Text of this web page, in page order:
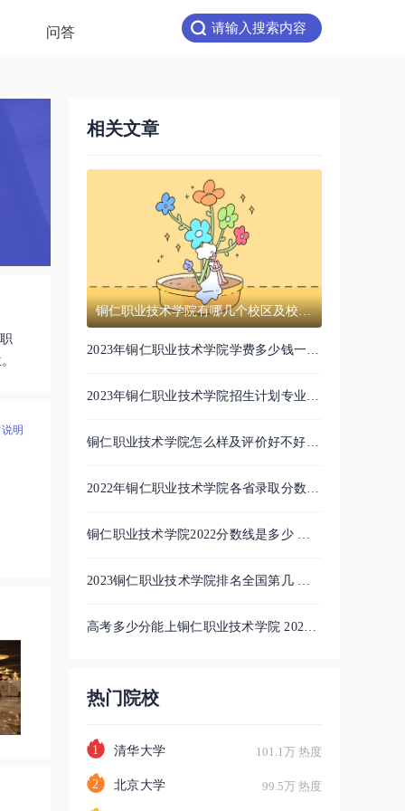
问答
家
建
，
明
相关文章
铜仁职业技术学院有哪几个校区及校区
地址公交站点 分别都在哪里
2023年铜仁职业技术学院学费多少钱一年
及各专业收费标准查询 大约需要多少费
用
2023年铜仁职业技术学院招生计划专业及
各省录取分数线位次
铜仁职业技术学院怎么样及评价好不好
铜仁职业技术学院口碑如何
2022年铜仁职业技术学院各省录取分数线
及位次 高考多少分能上
铜仁职业技术学院2022分数线是多少 各
省录取最低位次
2023铜仁职业技术学院排名全国第几 最
新排位多少名
高考多少分能上铜仁职业技术学院 2021
热门院校
1 清华大学 101.1万 热度
2 北京大学 99.5万 热度